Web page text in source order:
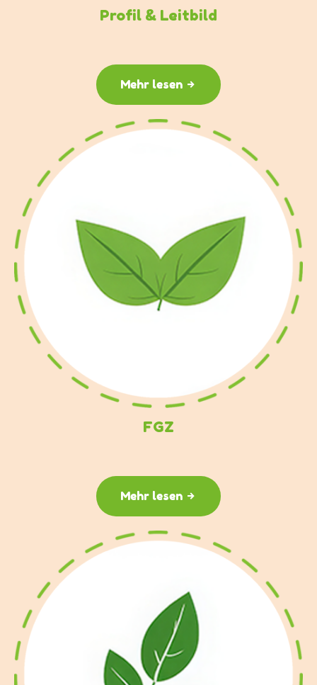
Profil & Leitbild
Mehr lesen
FGZ
Mehr lesen